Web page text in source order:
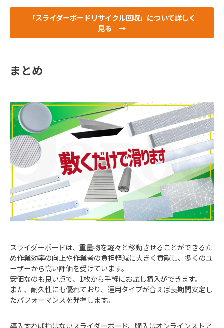
「スライダーボードリサイクル回収」について詳しく
見る　→
まとめ
スライダーボードは、重量物を軽々と移動させることができるた
め作業効率の向上や作業者の負担軽減に大きく貢献し、多くのユ
ーザーから高い評価を受けています。
安価なのも良い点で、1枚から手軽にお試し購入ができます。
また、耐久性にも優れており、運用タイプが合えば長期間安定し
たパフォーマンスを発揮します。
導入すれば損はないスライダーボード、購入はオンラインストア